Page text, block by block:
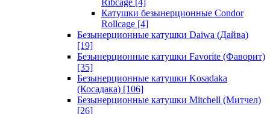
Ribcage [4]
Катушки безынерционные Condor
Rollcage [4]
Безынерционные катушки Daiwa (Дайва)
[19]
Безынерционные катушки Favorite (Фаворит)
[35]
Безынерционные катушки Kosadaka
(Косадака) [106]
Безынерционные катушки Mitchell (Митчел)
[26]